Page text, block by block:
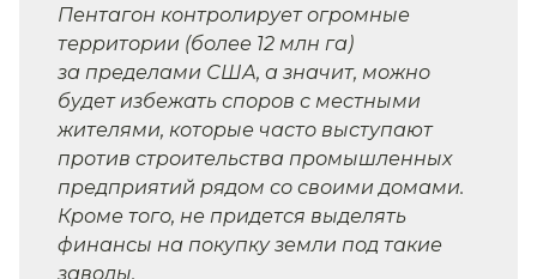
Пентагон контролирует огромные
территории (более 12 млн га)
за пределами США, а значит, можно
будет избежать споров с местными
жителями, которые часто выступают
против строительства промышленных
предприятий рядом со своими домами.
Кроме того, не придется выделять
финансы на покупку земли под такие
заводы.